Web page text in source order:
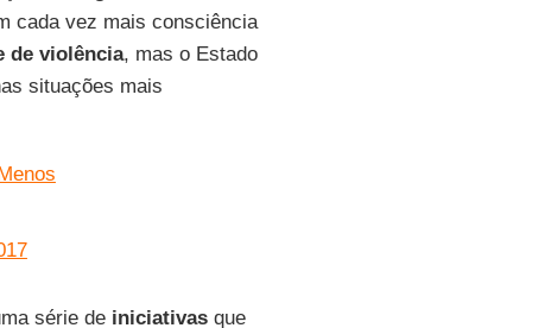
cada vez mais consciência
de violência, mas o Estado
situações mais
série de iniciativasque